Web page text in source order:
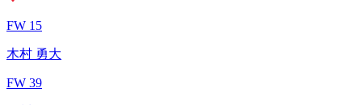
FW 15
木村 勇大
FW 39